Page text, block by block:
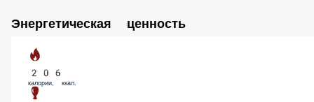
Энергетическая ценность
206
калории, ккал.